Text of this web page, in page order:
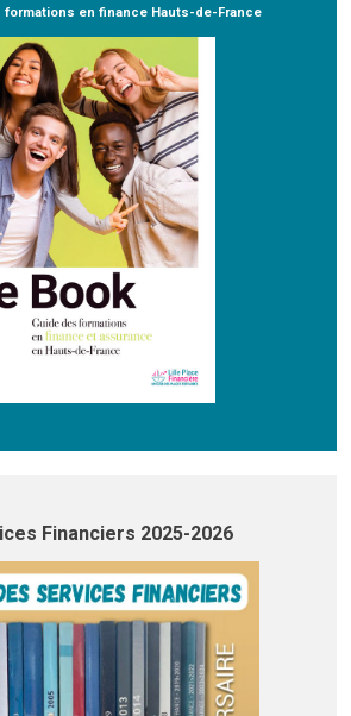
formations en finance Hauts-de-France
Financiers 2025-2026